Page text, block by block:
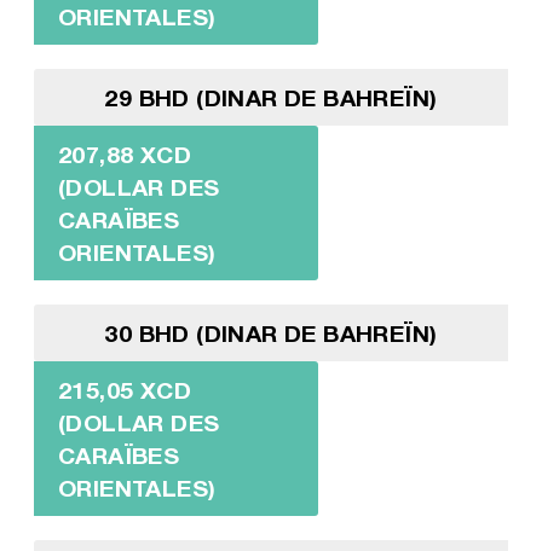
ORIENTALES)
29 BHD (DINAR DE BAHREÏN)
207,88 XCD
(DOLLAR DES
CARAÏBES
ORIENTALES)
30 BHD (DINAR DE BAHREÏN)
215,05 XCD
(DOLLAR DES
CARAÏBES
ORIENTALES)